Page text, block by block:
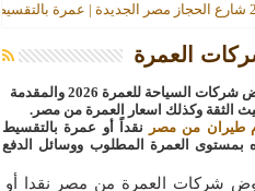
العمرة
عروض شركات العمرة ضمن أفضل عروض شركات السياحة للعمرة 2026 والمقدمة
الثقة وكذلك اسعار العمرة من مصر.
طيران من مصر
نقداً أو عمرة بالتقسيط
بمستوى العمرة المطلوب ووسائل الدفع
شركات العمرة من مصر نقدا أو